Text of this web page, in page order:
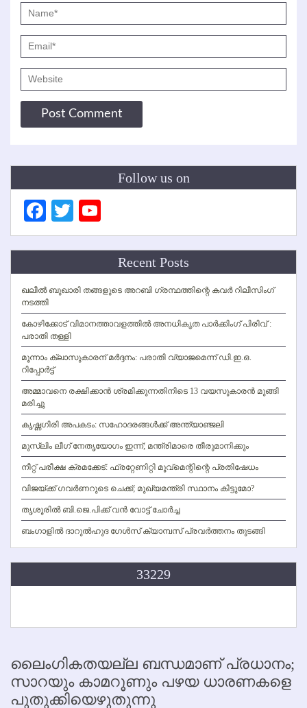
Follow us on
Facebook
Twitter
Channel
Recent Posts
ഖലീല്‍ ബുഖാരി തങ്ങളുടെ അറബി ഗ്രന്ഥത്തിന്റെ കവര്‍ റിലീസിംഗ്
നടത്തി
കോഴിക്കോട് വിമാനത്താവളത്തില്‍ അനധികൃത പാര്‍ക്കിംഗ് പിരിവ് :
പരാതി തള്ളി
മൂന്നാം ക്ലാസുകാരന് മര്‍ദ്ദനം: പരാതി വ്യാജമെന്ന് ഡി.ഇ.ഒ.
റിപ്പോര്‍ട്ട്
അമ്മാവനെ രക്ഷിക്കാന്‍ ശ്രമിക്കുന്നതിനിടെ 13 വയസുകാരന്‍ മുങ്ങി
മരിച്ചു
കൃഷ്ണഗിരി അപകടം: സഹോദരങ്ങള്‍ക്ക് അന്ത്യാഞ്ജലി
മുസ്ലിം ലീഗ് നേതൃയോഗം ഇന്ന്; മന്ത്രിമാരെ തീരുമാനിക്കും
നീറ്റ് പരീക്ഷ ക്രമക്കേട്: ഫ്രറ്റേണിറ്റി മൂവ്‌മെന്റിന്റെ പ്രതിഷേധം
വിജയ്ക്ക് ഗവര്‍ണറുടെ ചെക്ക്; മുഖ്യമന്ത്രി സ്ഥാനം കിട്ടുമോ?
തൃശൂരില്‍ ബി.ജെ.പിക്ക് വന്‍ വോട്ട് ചോര്‍ച്ച
ബംഗാളില്‍ ദാറുല്‍ഹുദ ഗേള്‍സ് ക്യാമ്പസ് പ്രവര്‍ത്തനം തുടങ്ങി
33229
ലൈംഗികതയല്ല ബന്ധമാണ് പ്രധാനം;
സാറയും കാമറൂണും പഴയ ധാരണകളെ
പുതുക്കിയെഴുതുന്നു